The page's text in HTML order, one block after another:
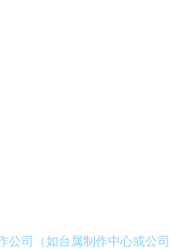
公司（如台属制作中心或公